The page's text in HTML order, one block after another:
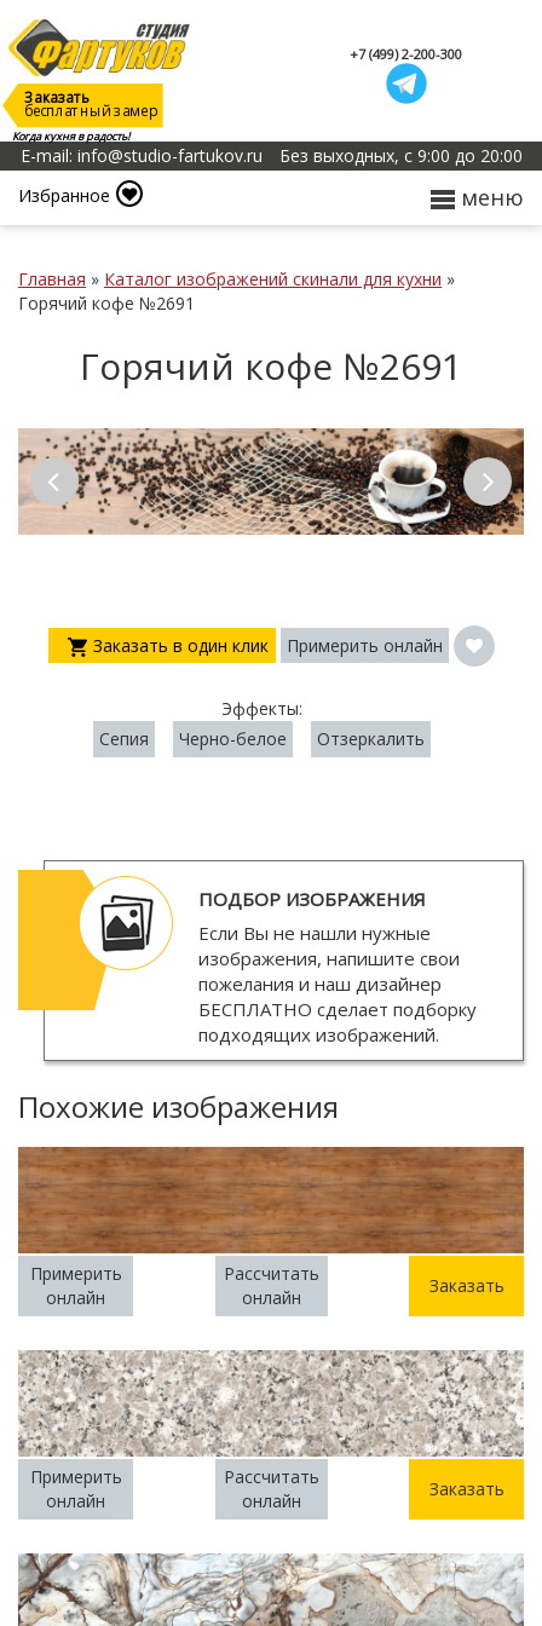
Когда кухня в радость!
Заказать
бесплатный замер
+7 (499) 2-200-300
E-mail: info@studio-fartukov.ru
Без выходных, с 9:00 до 20:00
Избранное
меню
Главная » Каталог изображений скинали для кухни »
Горячий кофе №2691
Горячий кофе №2691
Заказать в один клик Примерить онлайн
Эффекты:
Сепия
Черно-белое Отзеркалить
ПОДБОР ИЗОБРАЖЕНИЯ
Если Вы не нашли нужные
изображения, напишите свои
пожелания и наш дизайнер
БЕСПЛАТНО сделает подборку
подходящих изображений.
Похожие изображения
Примерить
онлайн
Рассчитать
онлайн
Заказать
Примерить
онлайн
Рассчитать
онлайн
Заказать